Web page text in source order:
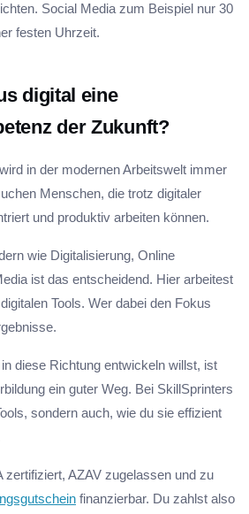
Social Media zum Beispiel nur 30
festen Uhrzeit.
digital eine
der Zukunft?
in der modernen Arbeitswelt immer
Menschen, die trotz digitaler
und produktiv arbeiten können.
wie Digitalisierung, Online
ist das entscheidend. Hier arbeitest
Tools. Wer dabei den Fokus
diese Richtung entwickeln willst, ist
ein guter Weg. Bei SkillSprinters
sondern auch, wie du sie effizient
zertifiziert, AZAV zugelassen und zu
finanzierbar. Du zahlst also